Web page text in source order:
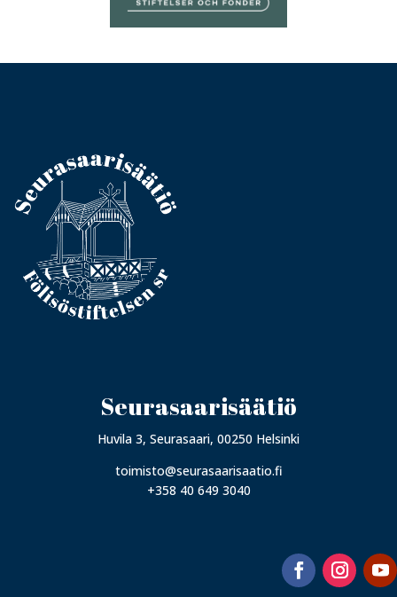
Seurasaarisäätiö
Huvila 3, Seurasaari, 00250 Helsinki
toimisto@seurasaarisaatio.fi
+358 40 649 3040